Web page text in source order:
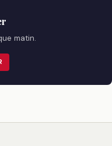
matin.